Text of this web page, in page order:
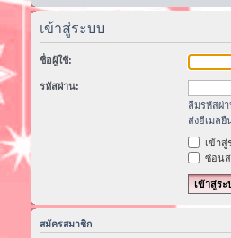
เข้าสู่ระบบ
ชื่อผู้ใช้:
รหัสผ่าน:
ลืมรหัสผ่
ส่งอีเมลยื
เข้า
ซ่อน
สมัครสมาชิก